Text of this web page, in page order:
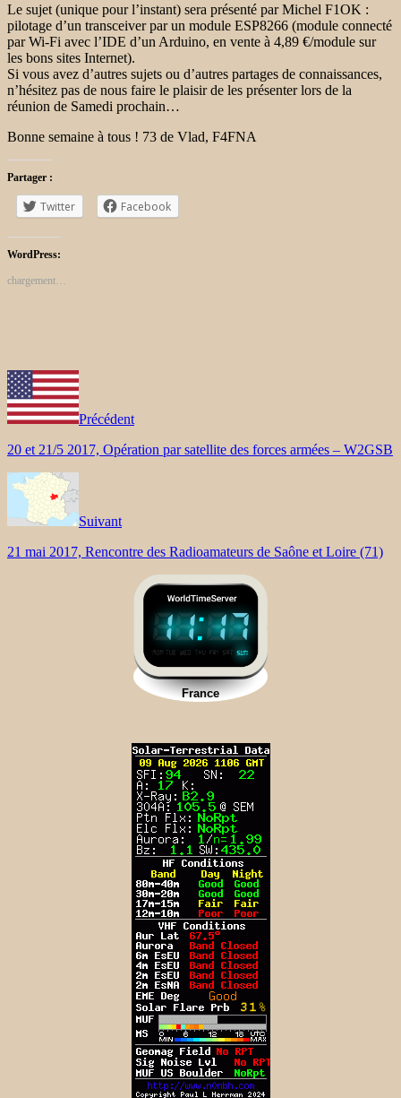
Le sujet (unique pour l’instant) sera présenté par Michel F1OK :
pilotage d’un transceiver par un module ESP8266 (module connecté
par Wi-Fi avec l’IDE d’un Arduino, en vente à 4,89 €/module sur
les bons sites Internet).
Si vous avez d’autres sujets ou d’autres partages de connaissances,
n’hésitez pas de nous faire le plaisir de les présenter lors de la
réunion de Samedi prochain…
Bonne semaine à tous ! 73 de Vlad, F4FNA
Partager :
Twitter Facebook
WordPress:
chargement…
Précédent
20 et 21/5 2017, Opération par satellite des forces armées – W2GSB
Suivant
21 mai 2017, Rencontre des Radioamateurs de Saône et Loire (71)